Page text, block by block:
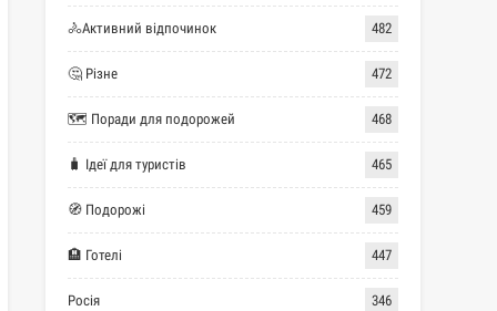
🚴Активний відпочинок 482
🤔 Різне 472
🗺 Поради для подорожей 468
🧳 Ідеї для туристів 465
🧭 Подорожі 459
🏨 Готелі 447
Росія 346